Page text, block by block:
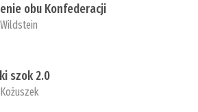
obu Konfederacji
szok 2.0